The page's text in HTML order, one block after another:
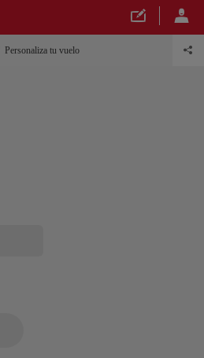
Personaliza tu vuelo